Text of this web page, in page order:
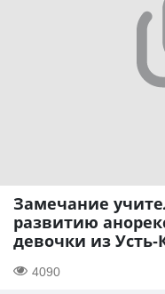
Замечание
развитию
девочки из Усть-
4090